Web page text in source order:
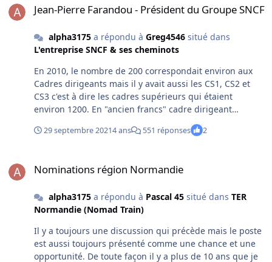
cela n’est pas la traduction d’un climat de tension, je ne
vois pas très bien comment on peut le qualifier
autrement. J’ai donc donné un avis, fondé sur des
éléments factuels, ce qui, en général, est le principe
d’un forum.
Jean-Pierre Farandou - Président du Groupe SNCF
alpha3175a répondu à Greg4546situé dans
L'entreprise SNCF & ses cheminots
En 2010, le nombre de 200 correspondait environ aux
Cadres dirigeants mais il y avait aussi les CS1, CS2 et
CS3 c'est à dire les cadres supérieurs qui étaient
environ 1200. En "ancien francs" cadre dirigeant
correspondait aux IC, ICHC, IgG et Dir (Ingénieur en
chef, en chef hors classe, général et Directeur) c'est à
(échelles H, I, J, K, L, et M des anciens fonctionnaires
cadre supérieur IgPA ou IgHC (échelles B et C des
anciens fonctionnaires supérieurs) selon que le grade
était tenu dans une région/direction (IgPA= Ingénieur
principal adjoint) ou dans un Etablissement (IgHC=
Ingénieur Hors classe) Ces grades correspondaient aux
29 septembre 20214 ans 551 réponses 2
Nominations région Normandie
alpha3175a répondu à Pascal 45situé dans TER
Normandie (Nomad Train)
Il y a toujours une discussion qui précède mais le poste
est aussi toujours présenté comme une chance et une
opportunité. De toute façon il y a plus de 10 ans que je